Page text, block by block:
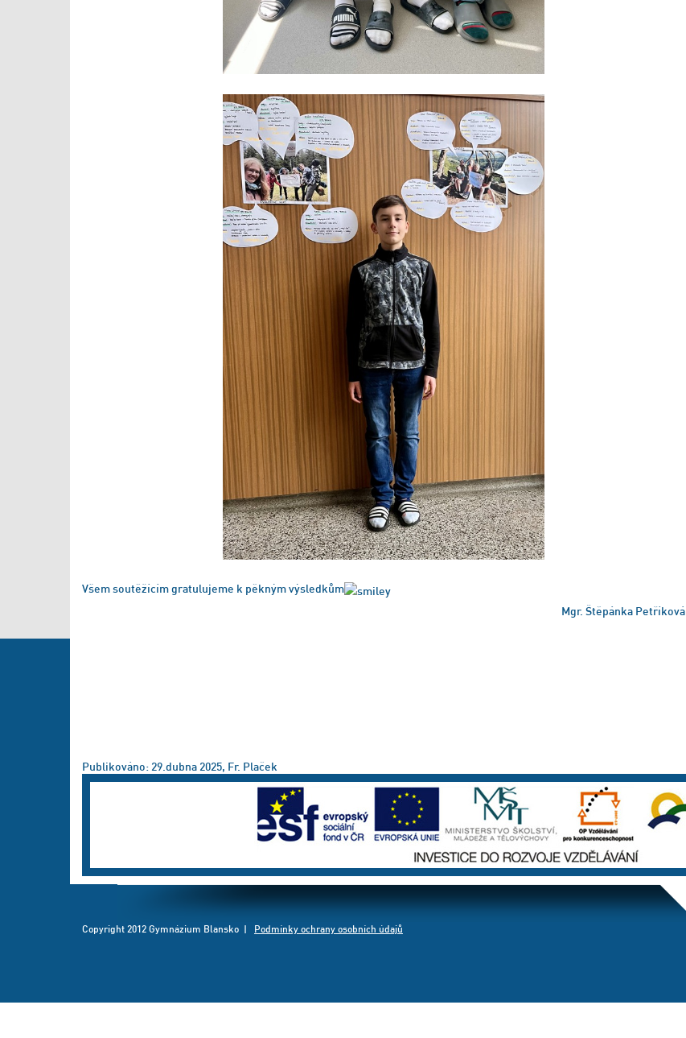
Všem soutěžícím gratulujeme k pěkným výsledkům
Mgr. Štěpánka Petříková
Publikováno: 29.dubna 2025, Fr. Plaček
Copyright 2012 Gymnázium Blansko | Podmínky ochrany osobních údajů